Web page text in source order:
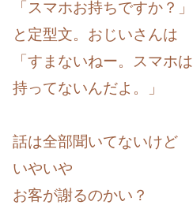
「スマホお持ちですか？」
と定型文。おじいさんは
「すまないねー。スマホは
持ってないんだよ。」
話は全部聞いてないけど
いやいや
お客が謝るのかい？